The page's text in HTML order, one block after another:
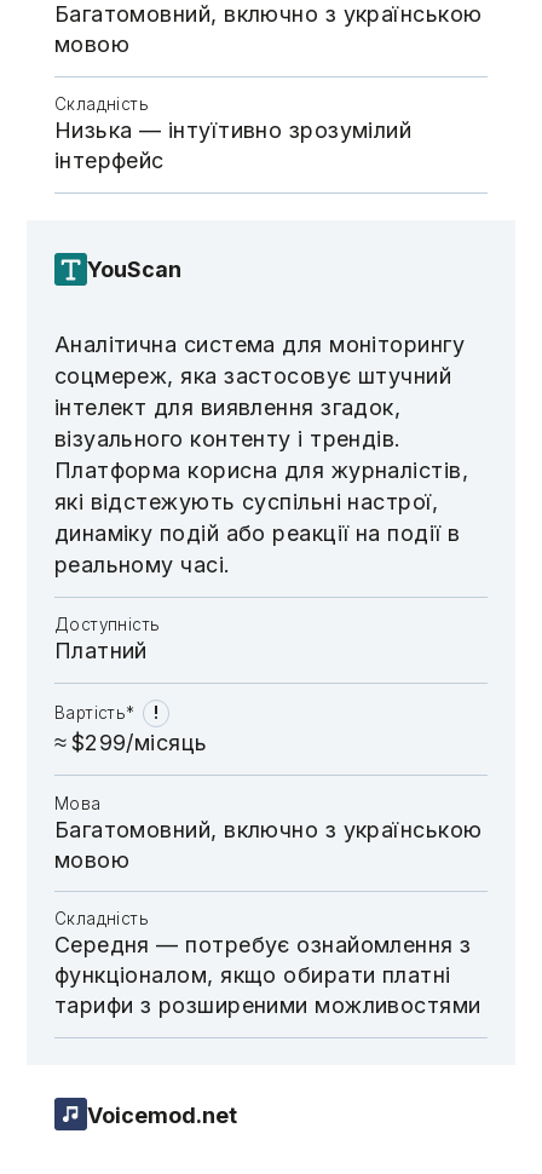
Багатомовний, включно з українською
мовою
Складність
Низька — інтуїтивно зрозумілий
інтерфейс
YouScan
Аналітична система для моніторингу
соцмереж, яка застосовує штучний
інтелект для виявлення згадок,
візуального контенту і трендів.
Платформа корисна для журналістів,
які відстежують суспільні настрої,
динаміку подій або реакції на події в
реальному часі.
Доступність
Платний
Вартість* !
≈ $299/місяць
Мова
Багатомовний, включно з українською
мовою
Складність
Середня — потребує ознайомлення з
функціоналом, якщо обирати платні
тарифи з розширеними можливостями
Voicemod.net